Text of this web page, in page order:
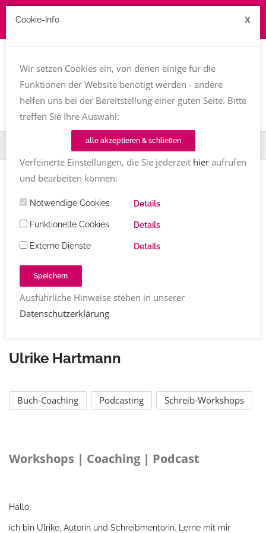
Fachfrauenmarkt Ulrike Hartmann
Ulrike Hartmann
Buch-Coaching Podcasting Schreib-Workshops
Workshops | Coaching | Podcast
Hallo,
ich bin Ulrike, Autorin und Schreibmentorin. Lerne mit mir
Cookie-Info X
Wir setzen Cookies ein, von denen einige für die
Funktionen der Website benötigt werden - andere
helfen uns bei der Bereitstellung einer guten Seite. Bitte
treffen Sie Ihre Auswahl:
alle akzeptieren & schließen
Verfeinerte Einstellungen, die Sie jederzeit hieraufrufen
und bearbeiten können:
Notwendige Cookies Details
Funktionelle Cookies Details
Externe Dienste Details
Speichern
Ausführliche Hinweise stehen in unserer
Datenschutzerklärung.